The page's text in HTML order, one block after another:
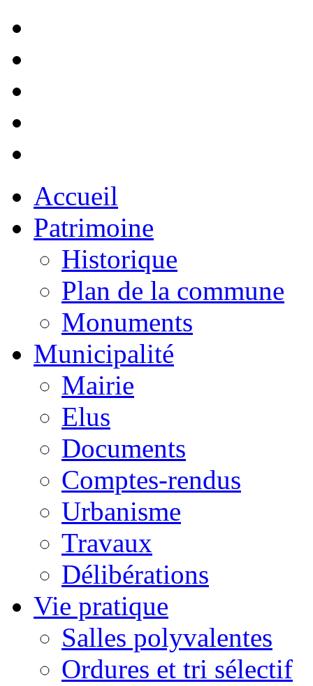
Accueil
Patrimoine
Historique
Plan de la commune
Monuments
Municipalité
Mairie
Elus
Documents
Comptes-rendus
Urbanisme
Travaux
Délibérations
Vie pratique
Salles polyvalentes
Ordures et tri sélectif